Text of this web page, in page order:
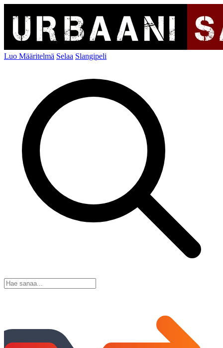
Luo Määritelmä Selaa Slangipeli